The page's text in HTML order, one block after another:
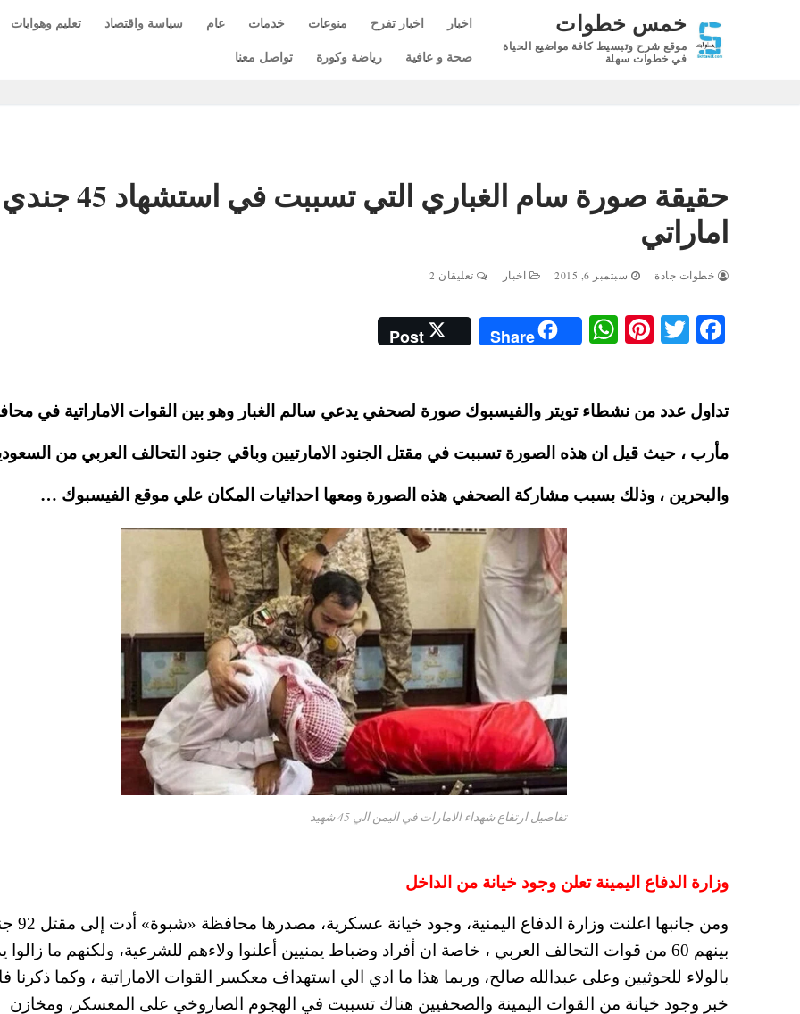
خمس خطوات
موقع شرح وتبسيط كافة مواضيع الحياة
في خطوات سهلة
اخبار اخبار تفرح منوعات خدمات عام سياسة واقتصاد تعليم وهوايات
صحة و عافية
رياضة وكورة تواصل معنا
حقيقة صورة سام الغباري التي تسببت في استشهاد 45 جندي
اماراتي
خطوات جادة سبتمبر 6, 2015 اخبار تعليقان 2
Fa
ok
T
r
Pi
es
t
W
ha
A
pp
Share
Post
تداول عدد من نشطاء تويتر والفيسبوك صورة لصحفي يدعي سالم الغبار وهو بين القوات الاماراتية في
مأرب ، حيث قيل ان هذه الصورة تسببت في مقتل الجنود الامارتيين وباقي جنود التحالف العربي من
والبحرين ، وذلك بسبب مشاركة الصحفي هذه الصورة ومعها احداثيات المكان علي موقع الفيسبوك …
تفاصيل ارتفاع شهداء الامارات في اليمن الي 45 شهيد
وزارة الدفاع اليمينة تعلن وجود خيانة من الداخل
ومن جانبها اعلنت وزارة
بينهم 60 من قوات التحالف العربي ، خاصة ان أفراد وضباط يمنيين أعلنوا ولاءهم للشرعية، ولكنهم ما زالوا
بالولاء للحوثيين وعلى عبدالله صالح، وربما هذا ما ادي الي استهداف معكسر القوات الاماراتية ، وكما ذكرنا
خبر وجود خيانة من القوات اليمينة والصحفيين هناك تسببت في الهجوم الصاروخي على المعسكر، ومخازن